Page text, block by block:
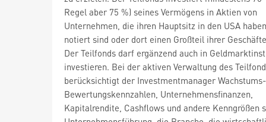
Regel aber 75 %) seines Vermögens in Aktien von
Unternehmen, die ihren Hauptsitz in den USA
notiert sind oder dort einen Großteil ihrer
Der Teilfonds darf ergänzend auch in
investieren. Bei der aktiven Verwaltung des
berücksichtigt der Investmentmanager
Bewertungskennzahlen, Unternehmensfinanzen,
Kapitalrendite, Cashflows und andere Kenngrößen